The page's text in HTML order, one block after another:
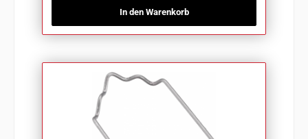
In den Warenkorb